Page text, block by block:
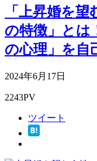
「上昇婚を
の特徴」とは
の心理」を自
2024年6月17日
2243PV
ツイート